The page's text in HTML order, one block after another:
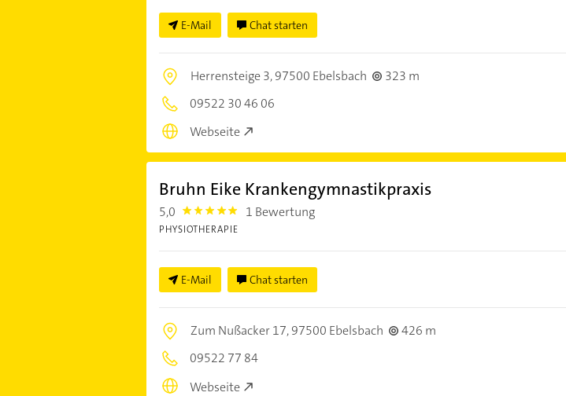
E-Mail Chat starten
Herrensteige 3,97500 Ebelsbach
323 m
09522 30 46 06
Webseite
Bruhn Eike Krankengymnastikpraxis
5,0 5.0 1 Bewertung
PHYSIOTHERAPIE
E-Mail Chat starten
Zum Nußacker 17,97500 Ebelsbach
426 m
09522 77 84
Webseite